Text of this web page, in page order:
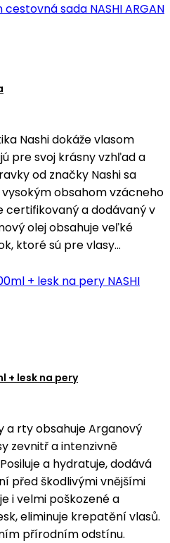
Nashi dokáže vlasom
pre svoj krásny vzhľad a
od značky Nashi sa
obsahom vzácneho
certifikovaný a dodávaný v
olej obsahuje veľké
ktoré sú pre vlasy...
+ lesk na pery
a rty obsahuje Arganový
zevnitř a intenzivně
a hydratuje, dodává
před škodlivými vnějšími
i velmi poškozené a
eliminuje krepatění vlasů.
přírodním odstínu.